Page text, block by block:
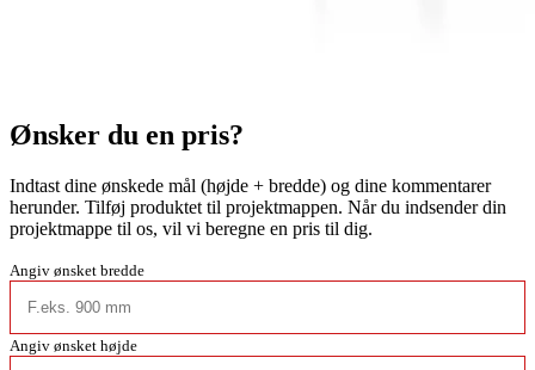
Ønsker du en pris?
Indtast dine ønskede mål (højde + bredde) og dine kommentarer
herunder. Tilføj produktet til projektmappen. Når du indsender din
projektmappe til os, vil vi beregne en pris til dig.
Angiv ønsket bredde
Angiv ønsket højde